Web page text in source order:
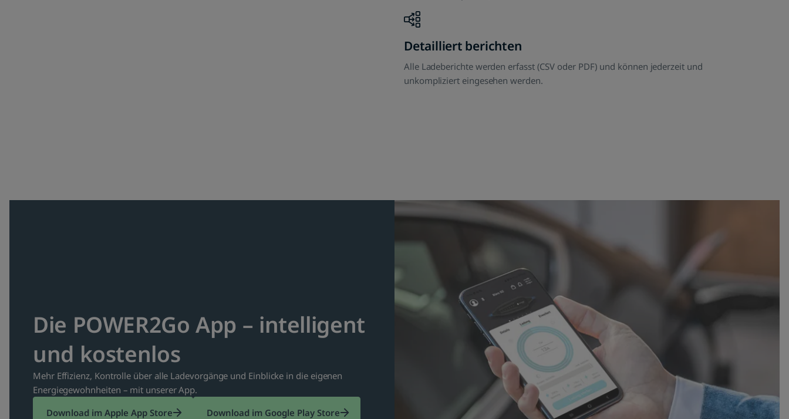
Detailliert berichten
Alle Ladeberichte werden erfasst (CSV oder PDF) und können jederzeit und
unkompliziert eingesehen werden.
POWER2Go App
und kostenlos
Mehr Effizienz, Kontrolle über alle Ladevorgänge und Einblicke in die eigenen
Energiegewohnheiten – mit unserer App.
Download im Apple App Store
Download im Google Play Store